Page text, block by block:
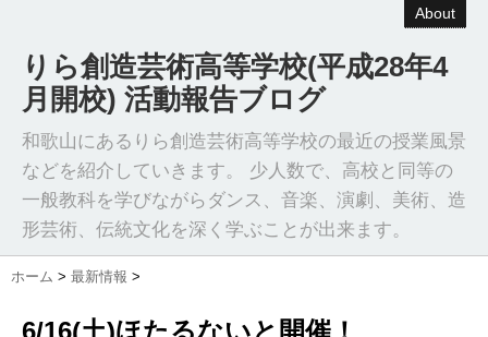
About
りら創造芸術高等学校(平成28年4
月開校) 活動報告ブログ
和歌山にあるりら創造芸術高等学校の最近の授業風景
などを紹介していきます。 少人数で、高校と同等の
一般教科を学びながらダンス、音楽、演劇、美術、造
形芸術、伝統文化を深く学ぶことが出来ます。
ホーム > 最新情報 >
6/16(土)ほたるないと開催！